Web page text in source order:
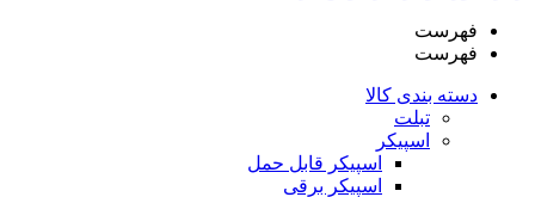
فهرست
فهرست
دسته بندی کالا
تبلت
اسپیکر
اسپیکر قابل حمل
اسپیکر برقی